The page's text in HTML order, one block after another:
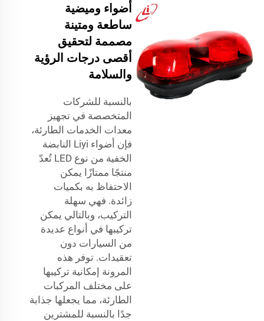
أضواء وميضية
ساطعة ومتينة
مصممة لتحقيق
أقصى درجات الرؤية
والسلامة
بالنسبة للشركات
المتخصصة في تجهيز
معدات الخدمات الطارئة،
فإن أضواء Liyi النابضة
الخفية من نوع LED تُعدّ
منتجًا ممتازًا يمكن
الاحتفاظ به بكميات
زائدة. فهي سهلة
التركيب، وبالتالي يمكن
تركيبها في أنواع عديدة
من السيارات دون
تعقيدات. توفر هذه
المرونة إمكانية تركيبها
على مختلف المركبات
الطارئة، مما يجعلها جذابة
جدًا بالنسبة للمشترين